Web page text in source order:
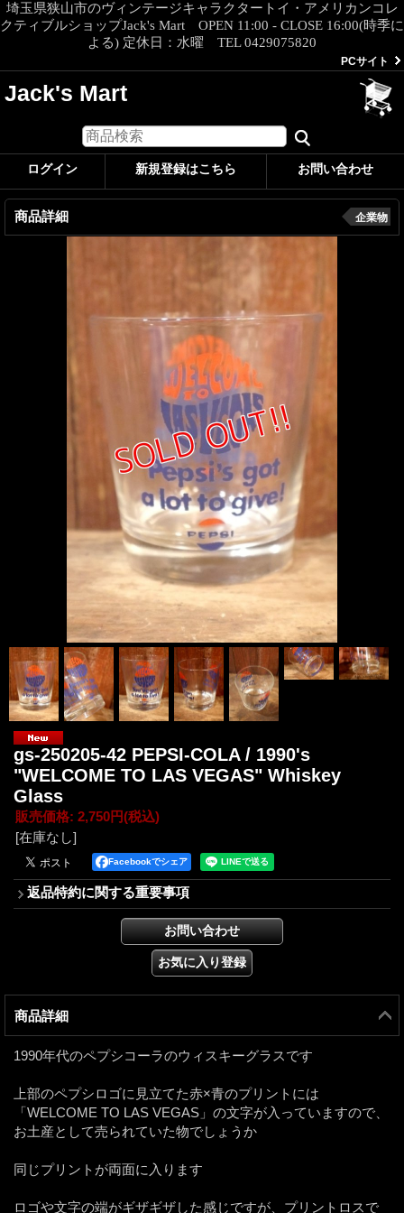
埼玉県狭山市のヴィンテージキャラクタートイ・アメリカンコレ
クティブルショップJack's Mart OPEN 11:00 - CLOSE 16:00(時季に
よる) 定休日：水曜 TEL 0429075820
PCサイト
Jack's Mart
ログイン 新規登録はこちら お問い合わせ
商品詳細 企業物
gs-250205-42 PEPSI-COLA / 1990's
"WELCOME TO LAS VEGAS" Whiskey
Glass
販売価格: 2,750円(税込)
[在庫なし]
Facebookでシェア
返品特約に関する重要事項
商品詳細
1990年代のペプシコーラのウィスキーグラスです
上部のペプシロゴに見立てた赤×青のプリントには
「WELCOME TO LAS VEGAS」の文字が入っていますので、
お土産として売られていた物でしょうか
同じプリントが両面に入ります
ロゴや文字の端がギザギザした感じですが、プリントロスで